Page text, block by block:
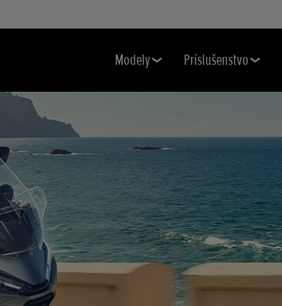
Modely Príslušenstvo